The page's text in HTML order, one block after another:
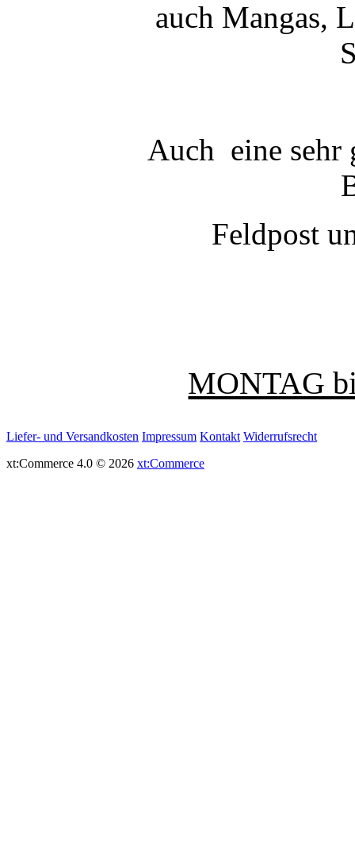
auch Mangas,
Auch eine sehr
Feldpost
MONTAG
Liefer- und Versandkosten Impressum Kontakt Widerrufsrecht
xt:Commerce 4.0 © 2026 xt:Commerce